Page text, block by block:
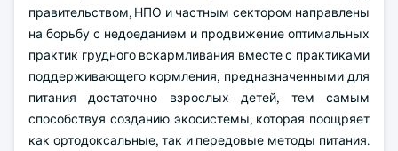
правительством, НПО и частным сектором направлены
на борьбу с недоеданием и продвижение оптимальных
практик грудного вскармливания вместе с практиками
поддерживающего кормления, предназначенными для
питания достаточно взрослых детей, тем самым
способствуя созданию экосистемы, которая поощряет
как ортодоксальные, так и передовые методы питания.